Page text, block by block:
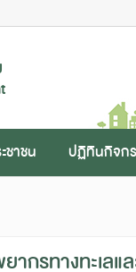
ชาชน ปฏิทินกิจก
รทางทะเลแ